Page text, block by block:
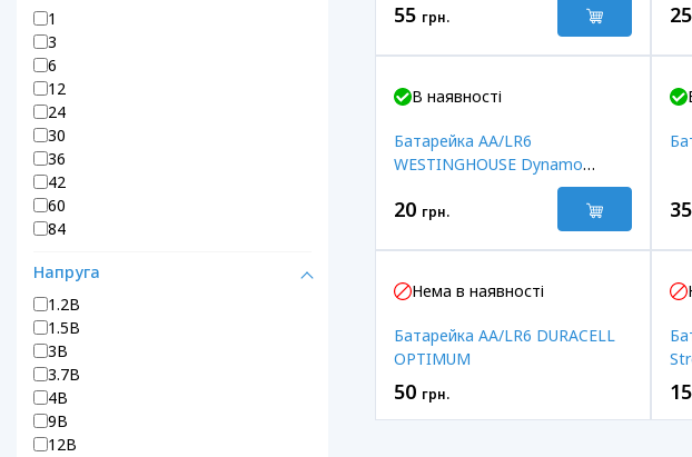
1
3
6
12
24
30
36
42
60
84
Напруга
1.2В
1.5В
3В
3.7В
4В
9В
12В
55 грн. 25
В наявності
Батарейка AA/LR6
WESTINGHOUSE Dynamo
20 грн. 35
Нема в наявності
Батарейка AA/LR6 DURACELL
OPTIMUM
50 грн. 15